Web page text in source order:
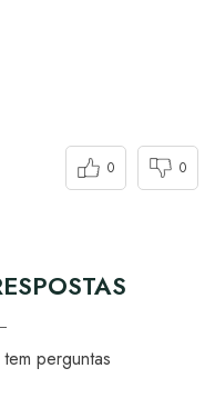
0 0
perguntas